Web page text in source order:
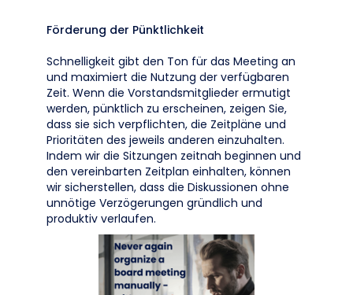
Förderung der Pünktlichkeit
Schnelligkeit gibt den Ton für das Meeting an
und maximiert die Nutzung der verfügbaren
Zeit. Wenn die Vorstandsmitglieder ermutigt
werden, pünktlich zu erscheinen, zeigen Sie,
dass sie sich verpflichten, die Zeitpläne und
Prioritäten des jeweils anderen einzuhalten.
Indem wir die Sitzungen zeitnah beginnen und
den vereinbarten Zeitplan einhalten, können
wir sicherstellen, dass die Diskussionen ohne
unnötige Verzögerungen gründlich und
produktiv verlaufen.